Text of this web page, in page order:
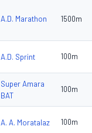
A.D. Marathon 1500m
A.D. Sprint 100m
Super Amara
BAT
100m
A. A. Moratalaz 100m